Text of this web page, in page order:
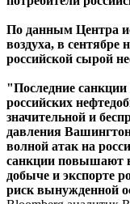
По данным Центра
воздуха, в
российской сырой
"Последние
российских
значительной и
давления
волной атак на
санкции повышают
добыче и экспорте
риск вынужденной